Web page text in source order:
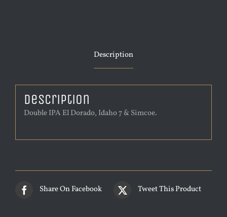
Description
Description
Double IPA El Dorado, Idaho 7 & Simcoe.
Share On Facebook Tweet This Product